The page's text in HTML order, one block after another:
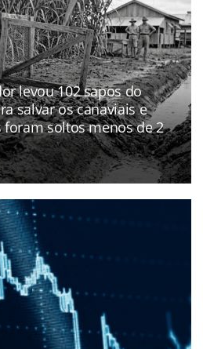
levou 102 sapos do
salvar os canaviais e
foram soltos menos de 2